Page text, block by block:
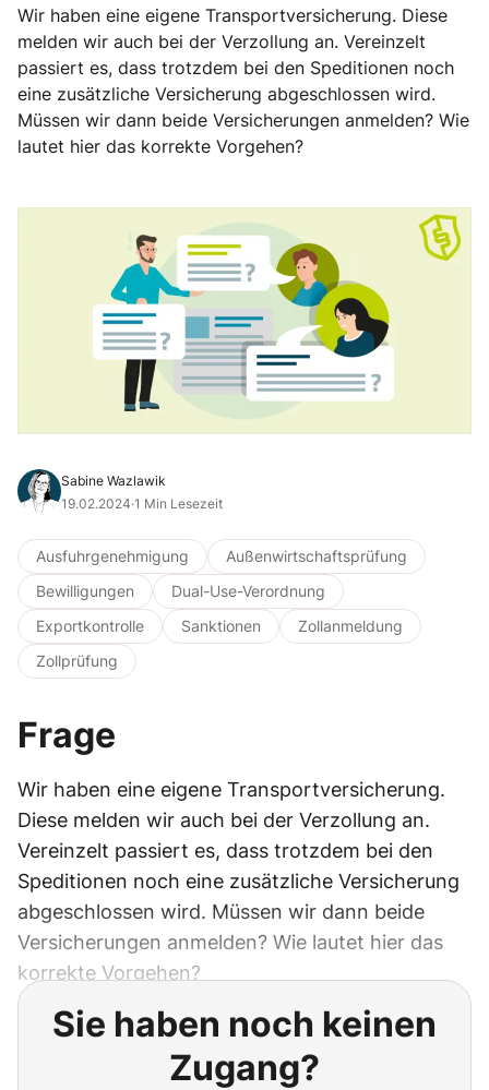
Wir haben eine eigene Transportversicherung. Diese
melden wir auch bei der Verzollung an. Vereinzelt
passiert es, dass trotzdem bei den Speditionen noch
eine zusätzliche Versicherung abgeschlossen wird.
Müssen wir dann beide Versicherungen anmelden? Wie
lautet hier das korrekte Vorgehen?
Sabine Wazlawik
19.02.2024·1 Min Lesezeit
Ausfuhrgenehmigung
Außenwirtschaftsprüfung
Bewilligungen
Dual-Use-Verordnung
Exportkontrolle
Sanktionen
Zollanmeldung
Zollprüfung
Frage
Wir haben eine eigene Transportversicherung.
Diese melden wir auch bei der Verzollung an.
Vereinzelt passiert es, dass trotzdem bei den
Speditionen noch eine zusätzliche Versicherung
abgeschlossen wird. Müssen wir dann beide
Versicherungen anmelden? Wie lautet hier das
korrekte Vorgehen?
Sie haben noch keinen
Zugang?